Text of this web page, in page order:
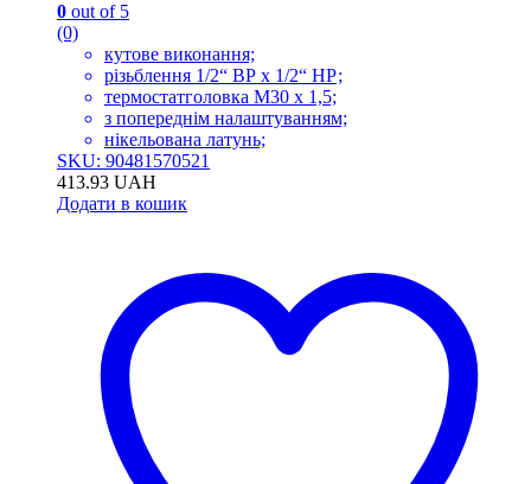
0 out of 5
(0)
кутове виконання;
різьблення 1/2“ ВР x 1/2“ НР;
термостатголовка М30 х 1,5;
з попереднім налаштуванням;
нікельована латунь;
SKU: 90481570521
413.93 UAH
Додати в кошик